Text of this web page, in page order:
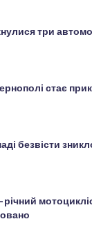
три
стає
безвісти